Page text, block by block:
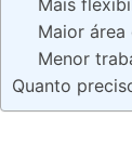
Mais
Maior área
Menor
Quanto